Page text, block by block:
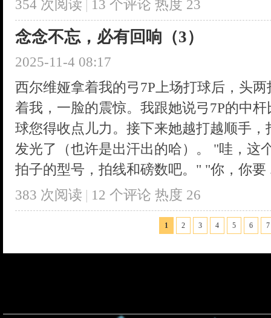
354 次阅读 | 13 个评论 热度 23
念念不忘，必有回响（3）
2025-11-4 08:17
西尔维娅拿着我的弓7P上场打球后，头
着我，一脸的震惊。我跟她说弓7P的中
球您得收点儿力。接下来她越打越顺手
发光了（也许是出汗出的哈）。 "哇，这
拍子的型号，拍线和磅数吧。" "你，你要
383 次阅读 | 12 个评论 热度 26
1 2 3 4 5 6 7